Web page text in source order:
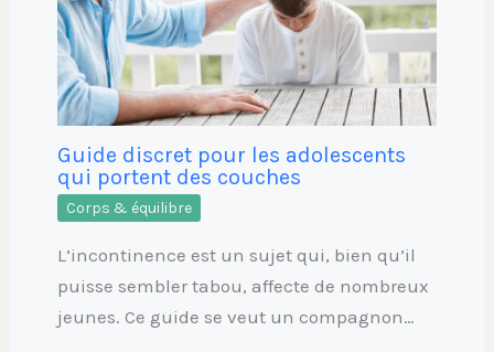
Guide discret pour les adolescents
qui portent des couches
Corps & équilibre
L’incontinence est un sujet qui, bien qu’il
puisse sembler tabou, affecte de nombreux
jeunes. Ce guide se veut un compagnon…